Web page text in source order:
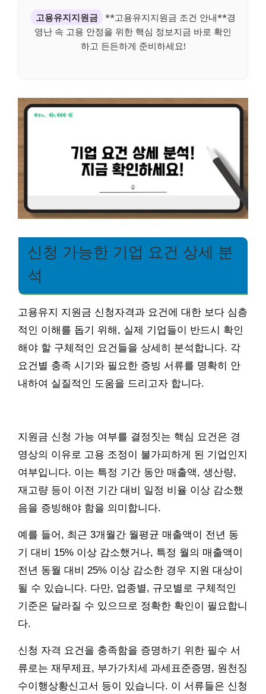
고용유지지원금
**고용유지지원금 조건 안내**경
영난 속 고용 안정을 위한 핵심 정보지금 바로 확인
하고 든든하게 준비하세요!
신청 가능한 기업 요건 상세 분
석
고용유지 지원금 신청자격과 요건에 대한 보다 심층
적인 이해를 돕기 위해, 실제 기업들이 반드시 확인
해야 할 구체적인 요건들을 상세히 분석합니다. 각
요건별 충족 시기와 필요한 증빙 서류를 명확히 안
내하여 실질적인 도움을 드리고자 합니다.
지원금 신청 가능 여부를 결정짓는 핵심 요건은 경
영상의 이유로 고용 조정이 불가피하게 된 기업인지
여부입니다. 이는 특정 기간 동안 매출액, 생산량,
재고량 등이 이전 기간 대비 일정 비율 이상 감소했
음을 증빙해야 함을 의미합니다.
예를 들어, 최근 3개월간 월평균 매출액이 전년 동
기 대비 15% 이상 감소했거나, 특정 월의 매출액이
전년 동월 대비 25% 이상 감소한 경우 지원 대상이
될 수 있습니다. 다만, 업종별, 규모별로 구체적인
기준은 달라질 수 있으므로 정확한 확인이 필요합니
다.
신청 자격 요건을 충족함을 증명하기 위한 필수 서
류로는 재무제표, 부가가치세 과세표준증명, 원천징
수이행상황신고서 등이 있습니다. 이 서류들은 신청